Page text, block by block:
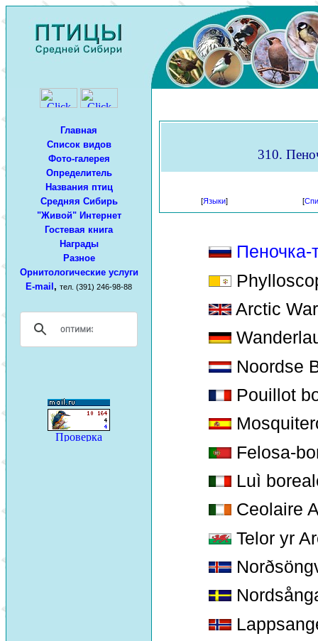
Главная
Список видов
Фото-галерея
Определитель
Названия птиц
Средняя Сибирь
"Живой" Интернет
Гостевая книга
Награды
Разное
Орнитологические услуги
E-mail , тел. (391) 246-98-88
310.
[Языки] [
Пеночка-
Arctic
Noordse
Pouillot
Felosa-
Luì
Ceolaire
Telor yr